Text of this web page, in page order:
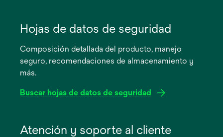
abre
pestaña
nueva
Hojas de datos de seguridad
Composición detallada del producto, manejo
seguro, recomendaciones de almacenamiento y
más.
Buscar hojas de datos de seguridad
abreAtención y soporte al cliente